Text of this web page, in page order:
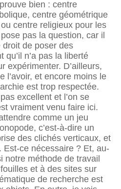
bien : centre
centre géométrique
centre religieux pour les
pas la question, car il
droit de poser des
n’a pas la liberté
expérimenter. D’ailleurs,
l’avoir, et encore moins le
est trop respectée.
excellent et l’on se
vraiment venu faire ici.
comme un jeu
c’est-à-dire un
des clichés verticaux, et
Est-ce nécessaire ? Et, au-
notre méthode de travail
et à des sites sur
de recherche est